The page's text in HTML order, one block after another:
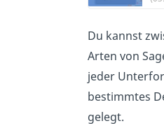
Du kannst
Arten von
jeder
bestimmtes
gelegt.